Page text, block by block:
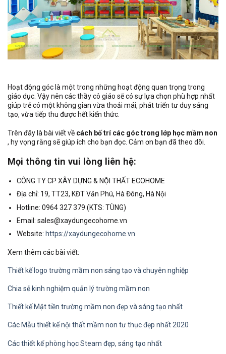
Hoạt động góc là một trong những hoạt động quan trọng trong
giáo dục. Vậy nên các thầy cô giáo sẽ có sự lựa chọn phù hợp nhất
giúp trẻ có một không gian vừa thoải mái, phát triển tư duy sáng
tạo, vừa tiếp thu được hết kiến thức.
Trên đây là bài viết về cách bố trí các góc trong lớp học mầm non
, hy vọng rằng sẽ giúp ích cho bạn đọc. Cảm ơn bạn đã theo dõi.
Mọi thông tin vui lòng liên hệ:
CÔNG TY CP XÂY DỰNG & NỘI THẤT ECOHOME
Địa chỉ: 19, TT23, KĐT Văn Phú, Hà Đông, Hà Nội
Hotline: 0964 327 379 (KTS: TÙNG)
Email: sales@xaydungecohome.vn
Website: https://xaydungecohome.vn
Xem thêm các bài viết:
Thiết kế logo trường mầm non sáng tạo và chuyên nghiệp
Chia sẻ kinh nghiệm quản lý trường mầm non
Thiết kế Mặt tiền trường mầm non đẹp và sáng tạo nhất
Các Mẫu thiết kế nội thất mầm non tư thục đẹp nhất 2020
Các thiết kế phòng học Steam đẹp, sáng tạo nhất